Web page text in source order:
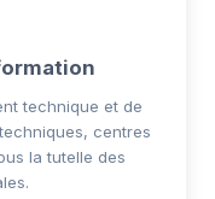
technique et de
centres
la tutelle des